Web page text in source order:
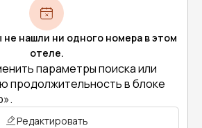
нашли ни одного номера в этом
отеле.
параметры поиска или
продолжительность в блоке
Редактировать